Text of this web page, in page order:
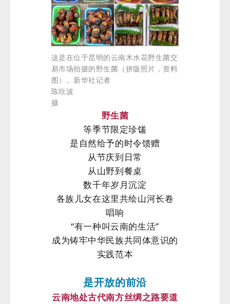
这是在位于昆明的云南木水花野生菌交
易市场拍摄的野生菌（拼版照片，资料
图）。新华社记者
陈欣波
摄
野生菌
等季节限定珍馐
是自然给予的时令馈赠
从节庆到日常
从山野到餐桌
数千年岁月沉淀
各族儿女在这里共绘山河长卷
唱响
“有一种叫云南的生活”
成为铸牢中华民族共同体意识的
实践范本
是开放的前沿
云南地处古代南方丝绸之路要道